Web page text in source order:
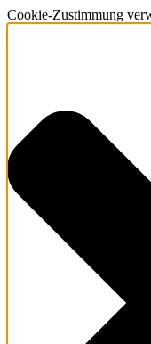
Cookie-Zustimmung